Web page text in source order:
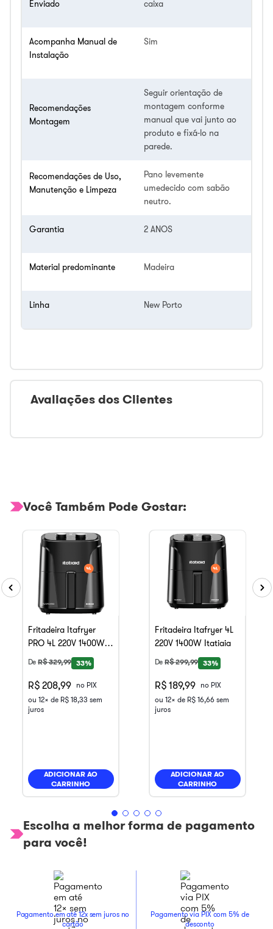
Enviado caixa
Acompanha Manual de
Instalação
Sim
Recomendações
Montagem
Seguir orientação de
montagem conforme
manual que vai junto ao
produto e fixá-lo na
parede.
Recomendações de Uso,
Manutenção e Limpeza
Pano levemente
umedecido com sabão
neutro.
Garantia 2 ANOS
Material predominante Madeira
Linha New Porto
Avaliações dos Clientes
Você Também Pode Gostar:
Fritadeira Itafryer
PRO 4L 220V 1400W
Itatiaia
DeR$329,99 33%
R$ 208,99
no PIX
ou 12x de R$ 18,33 sem
juros
ADICIONAR AO
CARRINHO
Fritadeira Itafryer 4L
220V 1400W Itatiaia
DeR$299,99 33%
R$ 189,99
no PIX
ou 12x de R$ 16,66 sem
juros
ADICIONAR AO
CARRINHO
Escolha a melhor forma de pagamento
para você!
Pagamento em até 12x sem juros no
cartão
Pagamento via PIX com 5% de
desconto